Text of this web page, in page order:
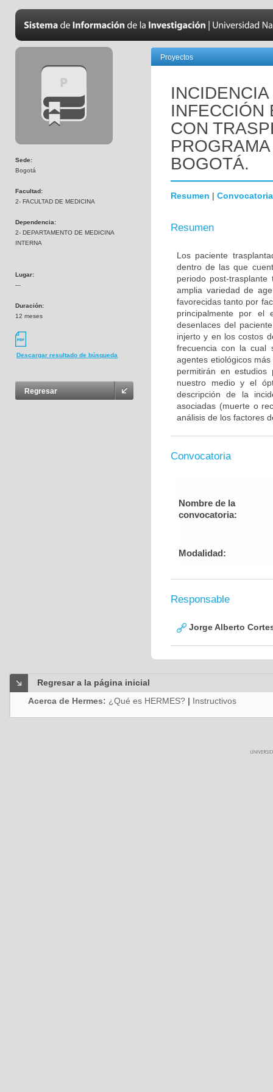
Sede:
Bogotá
Facultad:
2- FACULTAD DE MEDICINA
Dependencia:
2- DEPARTAMENTO DE MEDICINA
INTERNA
Lugar:
---
Duración:
12 meses
Descargar resultado de búsqueda
Regresar
Proyectos
INFECCIÓN
CON
BOGOTÁ.
Resumen | Convocatoria
Resumen
Los paciente
dentro de las que
periodo post-
amplia variedad de
favorecidas tanto por
principalmente por el
desenlaces del
injerto y en los costos
frecuencia con la cual
agentes etiológicos
permitirán en estudios
nuestro medio y el
descripción de la
asociadas (muerte o
análisis de los factores
Convocatoria
Nombre de la
convocatoria:
Modalidad:
Responsable
Jorge Alberto
Regresar a la página inicial
Acerca de Hermes: ¿Qué es HERMES? | Instructivos